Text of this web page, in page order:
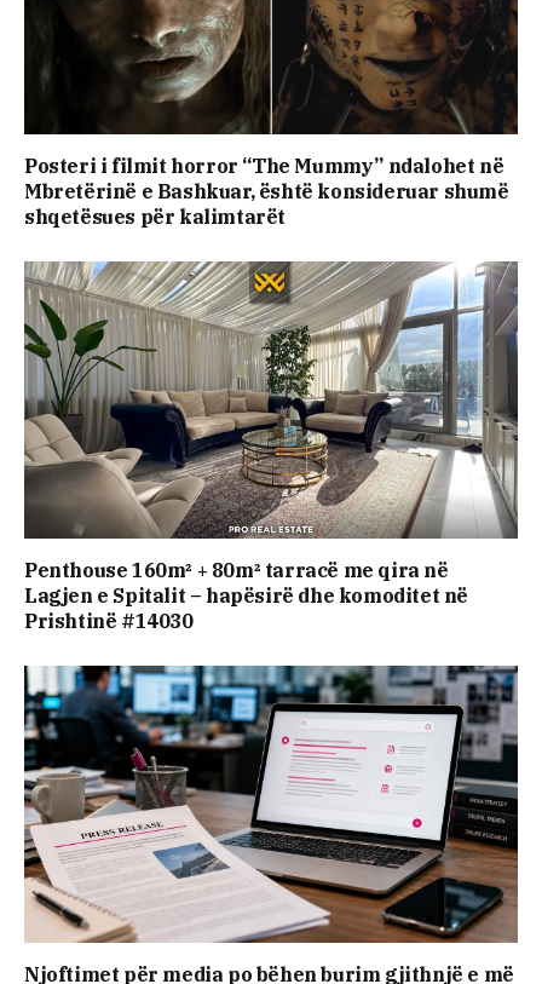
Posteri i filmit horror “The Mummy” ndalohet në
Mbretërinë e Bashkuar, është konsideruar shumë
shqetësues për kalimtarët
Penthouse 160m² + 80m² tarracë me qira në
Lagjen e Spitalit – hapësirë dhe komoditet në
Prishtinë #14030
Njoftimet për media po bëhen burim gjithnjë e më